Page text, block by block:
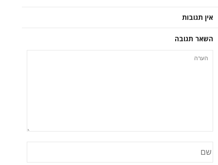
אין תגובות
השאר תגובה